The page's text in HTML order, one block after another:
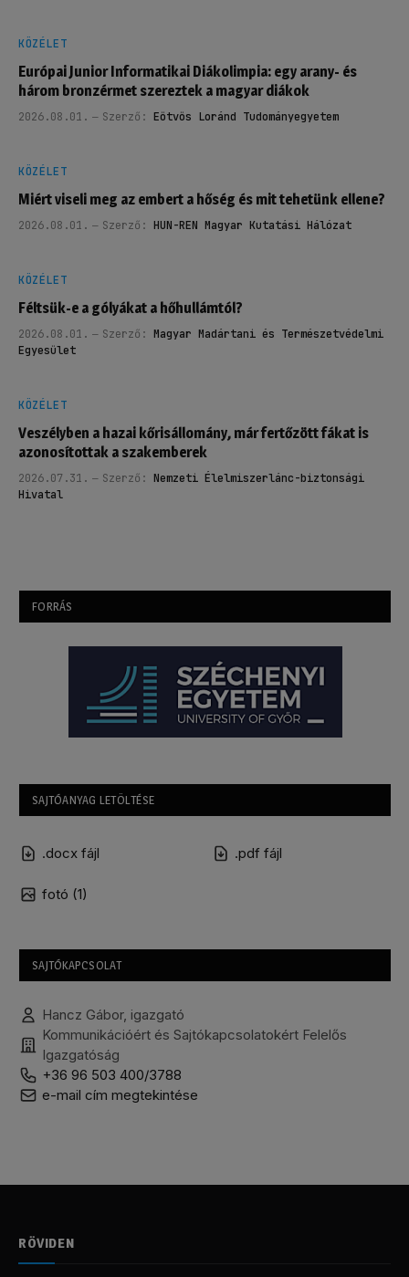
KÖZÉLET
Európai Junior Informatikai Diákolimpia: egy arany- és
három bronzérmet szereztek a magyar diákok
2026.08.01. Szerző: Eötvös Loránd Tudományegyetem
KÖZÉLET
Miért viseli meg az embert a hőség és mit tehetünk ellene?
2026.08.01. Szerző: HUN-REN Magyar Kutatási Hálózat
KÖZÉLET
Féltsük-e a gólyákat a hőhullámtól?
2026.08.01. Szerző: Magyar Madártani és Természetvédelmi
Egyesület
KÖZÉLET
Veszélyben a hazai kőrisállomány, már fertőzött fákat is
azonosítottak a szakemberek
2026.07.31. Szerző: Nemzeti Élelmiszerlánc-biztonsági
Hivatal
FORRÁS
SAJTÓANYAG LETÖLTÉSE
.docx fájl .pdf fájl
fotó (1)
SAJTÓKAPCSOLAT
Hancz Gábor, igazgató
Kommunikációért és Sajtókapcsolatokért Felelős
Igazgatóság
+36 96 503 400/3788
e-mail cím megtekintése
RÖVIDEN